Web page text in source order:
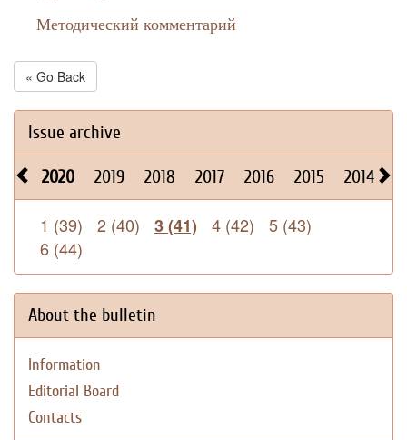
Методический комментарий
« Go Back
Issue archive
2020 2019 2018 2017 2016 2015 2014
1 (39) 2 (40) 3 (41) 4 (42)
5 (43)
6 (44)
About the bulletin
Information
Editorial Board
Contacts